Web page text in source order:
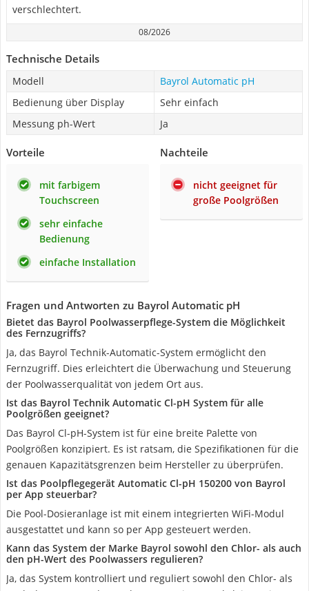
verschlechtert.
08/2026
Technische Details
Modell
Bayrol Automatic pH
Bedienung über Display
Sehr einfach
Messung ph-Wert
Ja
Vorteile
mit farbigem
Touchscreen
sehr einfache
Bedienung
einfache Installation
Nachteile
nicht geeignet für
große Poolgrößen
Fragen und Antworten zu Bayrol Automatic pH
Bietet das Bayrol Poolwasserpflege-System die Möglichkeit
des Fernzugriffs?
Ja, das Bayrol Technik-Automatic-System ermöglicht den
Fernzugriff. Dies erleichtert die Überwachung und Steuerung
der Poolwasserqualität von jedem Ort aus.
Ist das Bayrol Technik Automatic Cl-pH System für alle
Poolgrößen geeignet?
Das Bayrol Cl-pH-System ist für eine breite Palette von
Poolgrößen konzipiert. Es ist ratsam, die Spezifikationen für die
genauen Kapazitätsgrenzen beim Hersteller zu überprüfen.
Ist das Poolpflegegerät Automatic Cl-pH 150200 von Bayrol
per App steuerbar?
Die Pool-Dosieranlage ist mit einem integrierten WiFi-Modul
ausgestattet und kann so per App gesteuert werden.
Kann das System der Marke Bayrol sowohl den Chlor- als auch
den pH-Wert des Poolwassers regulieren?
Ja, das System kontrolliert und reguliert sowohl den Chlor- als